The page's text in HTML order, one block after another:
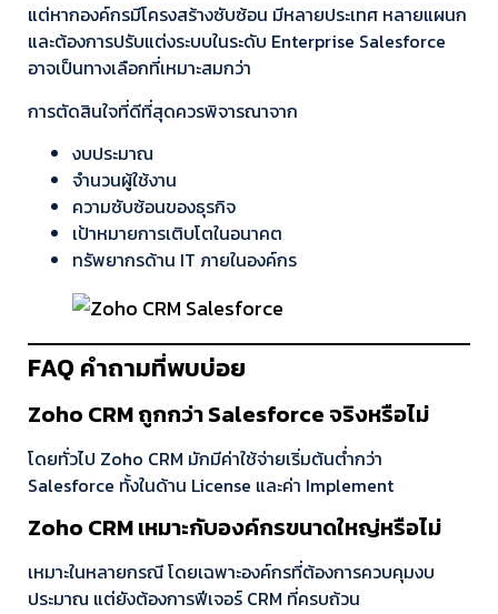
แต่หากองค์กรมีโครงสร้างซับซ้อน มีหลายประเทศ หลายแผนก
และต้องการปรับแต่งระบบในระดับ Enterprise Salesforce
อาจเป็นทางเลือกที่เหมาะสมกว่า
การตัดสินใจที่ดีที่สุดควรพิจารณาจาก
งบประมาณ
จำนวนผู้ใช้งาน
ความซับซ้อนของธุรกิจ
เป้าหมายการเติบโตในอนาคต
ทรัพยากรด้าน IT ภายในองค์กร
FAQ คำถามที่พบบ่อย
Zoho CRM ถูกกว่า Salesforce จริงหรือไม่
โดยทั่วไป Zoho CRM มักมีค่าใช้จ่ายเริ่มต้นต่ำกว่า
Salesforce ทั้งในด้าน License และค่า Implement
Zoho CRM เหมาะกับองค์กรขนาดใหญ่หรือไม่
เหมาะในหลายกรณี โดยเฉพาะองค์กรที่ต้องการควบคุมงบ
ประมาณ แต่ยังต้องการฟีเจอร์ CRM ที่ครบถ้วน